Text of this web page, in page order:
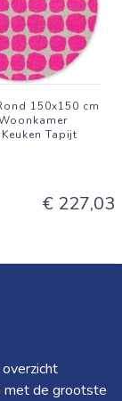
150x150 cm
Tapijt
€ 227,03
met de grootste